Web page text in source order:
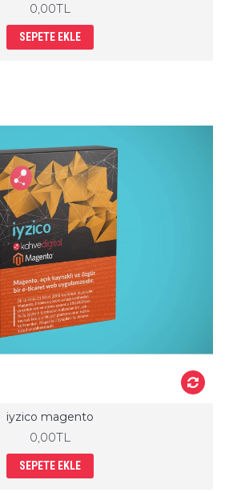
0,00TL
SEPETE EKLE
iyzico magento
0,00TL
SEPETE EKLE